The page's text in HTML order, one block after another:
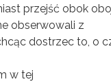
przejść obok
obserwowali z
dostrzec to, o
w tej